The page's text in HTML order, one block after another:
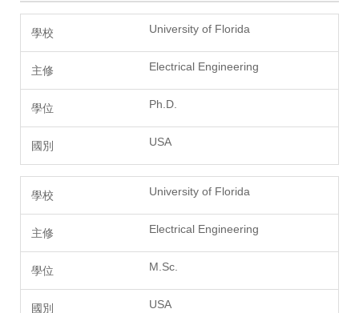
University of Florida
Electrical Engineering
Ph.D.
USA
University of Florida
Electrical Engineering
M.Sc.
USA